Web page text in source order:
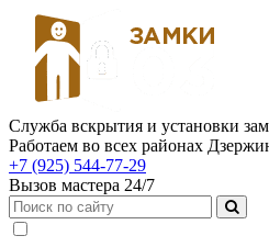
Служба вскрытия и установки
Работаем во всех районах
+7 (925) 544-77-29
Вызов мастера 24/7